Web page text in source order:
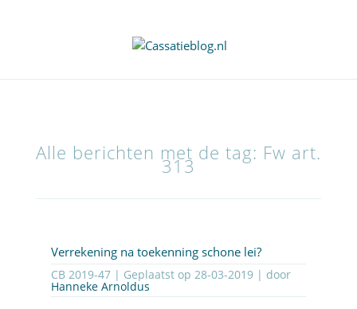
Alle berichten met de tag: Fw art.
313
Verrekening na toekenning schone lei?
CB 2019-47 | Geplaatst op 28-03-2019| door
Hanneke Arnoldus